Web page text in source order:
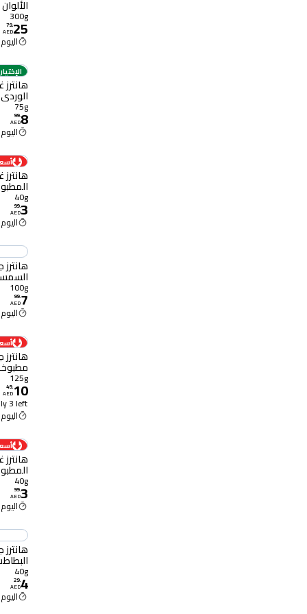
الألوان 300 غرام
300g
25
.
79
AED
اليوم 12:00 م
الوردي
75g
8
.
99
AED
اليوم 12:00 م
الأسود
40g
3
.
99
AED
اليوم 12:00 م
السمسم
100g
7
.
99
AED
اليوم 12:00 م
125 غرام
125g
10
.
49
AED
3 left
اليوم 12:00 م
الفلفل
40g
3
.
99
AED
اليوم 12:00 م
البطاطس
40g
4
.
29
AED
اليوم 12:00 م